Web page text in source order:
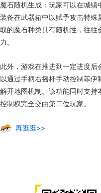
魔石随机生成：玩家可以在城镇
装备在武器箱中以赋予攻击特
取的魔石种类具有随机性，往往
力。
此外，游戏在推进到一定进度后
以通过手柄右摇杆手动控制菲伊
解开地图机制。该功能同时支持
控制权完全交由第二位玩家。
再逛逛>>